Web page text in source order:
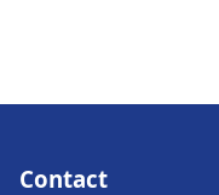
Contact